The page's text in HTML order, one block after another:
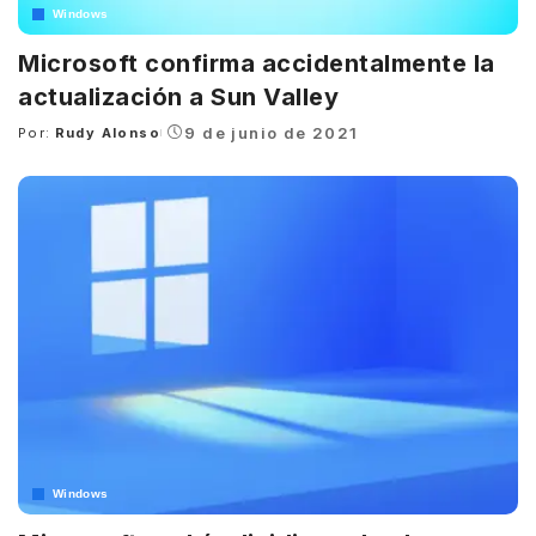
Windows
Microsoft confirma accidentalmente la
actualización a Sun Valley
Posted
Por: Rudy Alonso 9 de junio de 2021
Windows